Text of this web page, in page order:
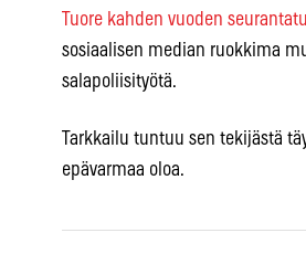
Tuore kahden vuoden
sosiaalisen median ruokkima
salapoliisityötä.
Tarkkailu tuntuu sen tekijästä
epävarmaa oloa.